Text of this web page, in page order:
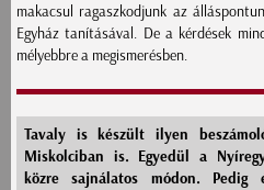
makacsul ragaszkodjunk az
Egyház tanításával. De a kérdések
mélyebbre a megismerésben.
Tavaly is készült ilyen
Miskolciban is. Egyedül a
közre sajnálatos módon.